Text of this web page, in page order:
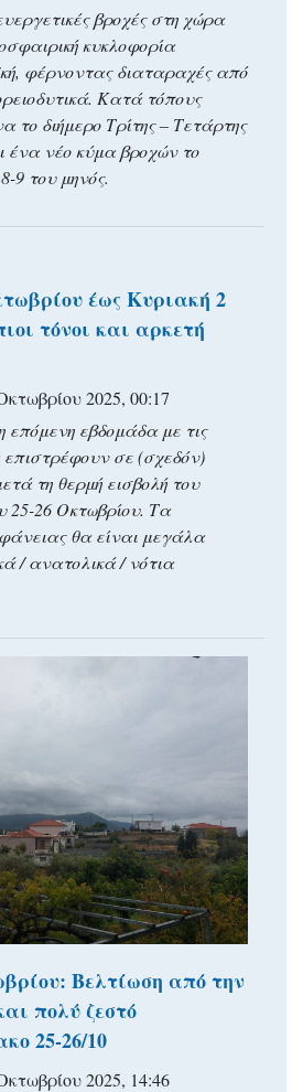
βροχές στη χώρα
κυκλοφορία
φέρνοντας διαταραχές από
Κατά τόπους
το διήμερο Τρίτης – Τετάρτης
ένα νέο κύμα βροχών το
9 του μηνός.
έως Κυριακή 2
τόνοι και αρκετή
2025, 00:17
επόμενη εβδομάδα με τις
σε (σχεδόν)
τη θερμή εισβολή του
25-26 Οκτωβρίου. Τα
θα είναι μεγάλα
/ ανατολικά / νότια
Βελτίωση από την
πολύ ζεστό
25-26/10
2025, 14:46